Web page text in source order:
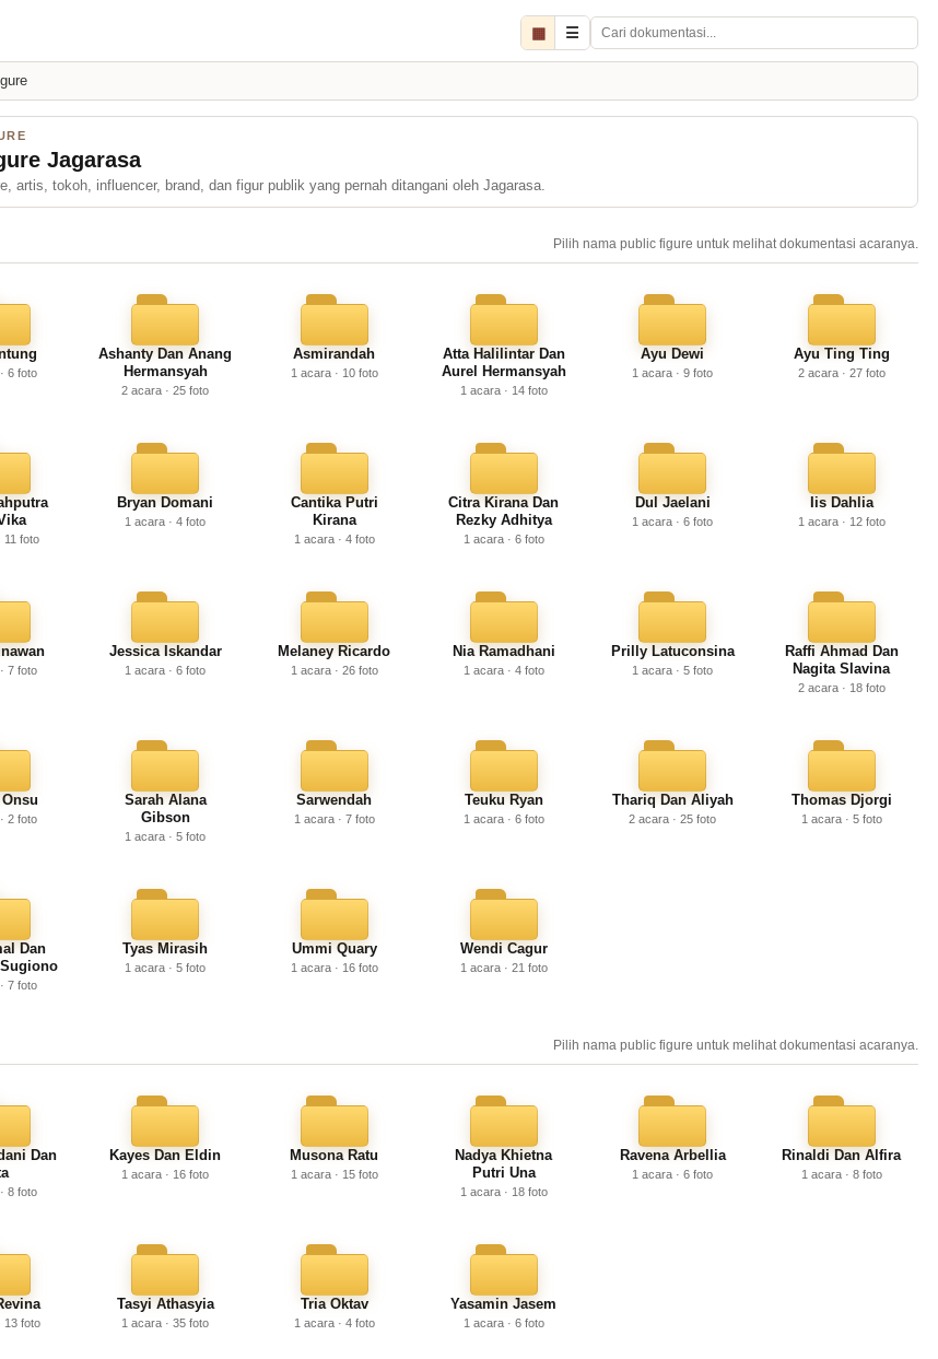
▦ ☰
Jagarasa
artis, tokoh, influencer, brand, dan figur publik yang pernah ditangani oleh Jagarasa.
Pilih nama public figure untuk melihat dokumentasi acaranya.
6 foto
Ashanty Dan Anang
Hermansyah
2 acara · 25 foto
Asmirandah
1 acara · 10 foto
Atta Halilintar Dan
Aurel Hermansyah
1 acara · 14 foto
Ayu Dewi
1 acara · 9 foto
Ayu Ting Ting
2 acara · 27 foto
11 foto
Bryan Domani
1 acara · 4 foto
Cantika Putri
Kirana
1 acara · 4 foto
Citra Kirana Dan
Rezky Adhitya
1 acara · 6 foto
Dul Jaelani
1 acara · 6 foto
Iis Dahlia
1 acara · 12 foto
7 foto
Jessica Iskandar
1 acara · 6 foto
Melaney Ricardo
1 acara · 26 foto
Nia Ramadhani
1 acara · 4 foto
Prilly Latuconsina
1 acara · 5 foto
Raffi Ahmad Dan
Nagita Slavina
2 acara · 18 foto
2 foto
Sarah Alana
Gibson
1 acara · 5 foto
Sarwendah
1 acara · 7 foto
Teuku Ryan
1 acara · 6 foto
Thariq Dan Aliyah
2 acara · 25 foto
Thomas Djorgi
1 acara · 5 foto
Dan
7 foto
Tyas Mirasih
1 acara · 5 foto
Ummi Quary
1 acara · 16 foto
Wendi Cagur
1 acara · 21 foto
Pilih nama public figure untuk melihat dokumentasi acaranya.
Dan
8 foto
Kayes Dan Eldin
1 acara · 16 foto
Musona Ratu
1 acara · 15 foto
Nadya Khietna
Putri Una
1 acara · 18 foto
Ravena Arbellia
1 acara · 6 foto
Rinaldi Dan Alfira
1 acara · 8 foto
13 foto
Tasyi Athasyia
1 acara · 35 foto
Tria Oktav
1 acara · 4 foto
Yasamin Jasem
1 acara · 6 foto